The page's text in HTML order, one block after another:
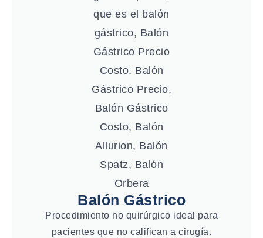
Balón Gástrico
Procedimiento no quirúrgico ideal para
pacientes que no califican a cirugía.